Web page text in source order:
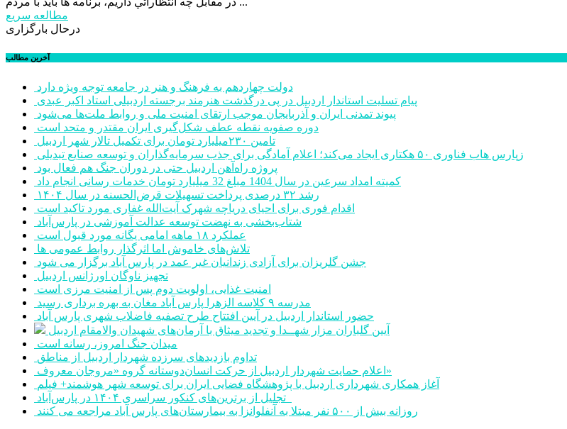
مطالعه سریع
درحال بارگزاری
آخرین مطالب
دولت چهاردهم به فرهنگ و هنر در جامعه توجه ویژه دارد
پیام تسلیت استاندار اردبیل در پی درگذشت هنرمند برجسته اردبیلی استاد اکبر عبدی
پیوند تمدنی ایران و آذربایجان موجب ارتقای امنیت ملی و روابط ملت‌ها می‌شود
دوره صفویه نقطه عطف شکل‌گیری ایران مقتدر و متحد است
تامین ۲۳۰میلیارد تومان برای تکمیل تالار شهر اردبیل
زپارس هاب فناوری ۵۰ هکتاری ایجاد می‌کند؛ اعلام آمادگی برای جذب سرمایه‌گذاران و توسعه صنایع تبدیلی
پروژه راه‌آهن اردبیل حتی در دوران جنگ هم فعال بود
کمیته امداد سرعین در سال 1404 مبلغ 32 میلیارد تومان خدمات رسانی انجام داد
رشد ۳۲ درصدی پرداخت تسهیلات قرض‌الحسنه در سال ۱۴۰۴
اقدام فوری برای احیای دریاچه شهرک آیت‌الله غفاری مورد تاکید است
شتاب‌بخشی به نهضت توسعه عدالت آموزشی در پارس‌آباد
عملکرد ۱۸ ماهه امامی یگانه مورد قبول است
تلاش‌های خاموش اما اثرگذار روابط عمومی ها
جشن گلریزان برای آزادی زندانیان غیر عمد در پارس آباد برگزار می شود
تجهیز ناوگان اورژانس اردبیل
امنیت غذایی، اولویت دوم پس از امنیت مرزی است
مدرسه ۹ کلاسه الزهرا پارس آباد مغان به بهره برداری رسید
حضور استاندار اردبیل در آیین افتتاح طرح تصفیه فاضلاب شهری پارس آباد
آیین گلباران مزار شهــدا و تجدید میثاق با آرمان‌های شهیدان والامقام اردبیل
میدان جنگ امروز، رسانه است
تداوم بازدیدهای سرزده شهردار اردبیل از مناطق
اعلام حمایت شهردار اردبیل از حرکت انسان‌دوستانه گروه «مروجان معروف»
آغاز همکاری شهرداری اردبیل با پژوهشگاه فضایی ایران برای توسعه شهر هوشمند+ فیلم
روزانه بیش از ۵۰۰ نفر مبتلا به آنفلوانزا به بیمارستان‌های پارس آباد مراجعه می کنند